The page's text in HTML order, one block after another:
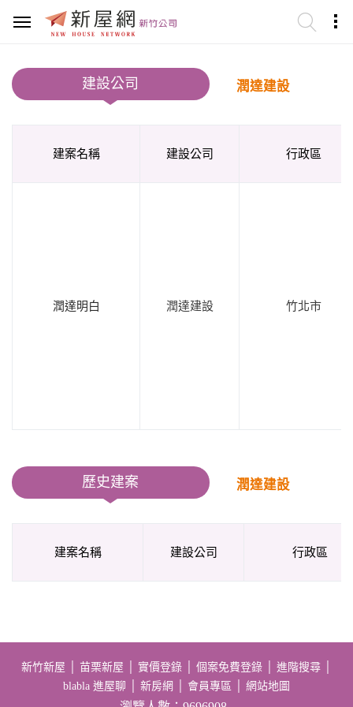
建設公司 潤達建設
建案名稱 建設公司 行政區
潤達明白 潤達建設 竹北市
歷史建案 潤達建設
建案名稱 建設公司 行政區
新竹新屋 苗栗新屋 實價登錄 個案免費登錄 進階搜尋
blabla 進屋聊
新房網 會員專區 網站地圖